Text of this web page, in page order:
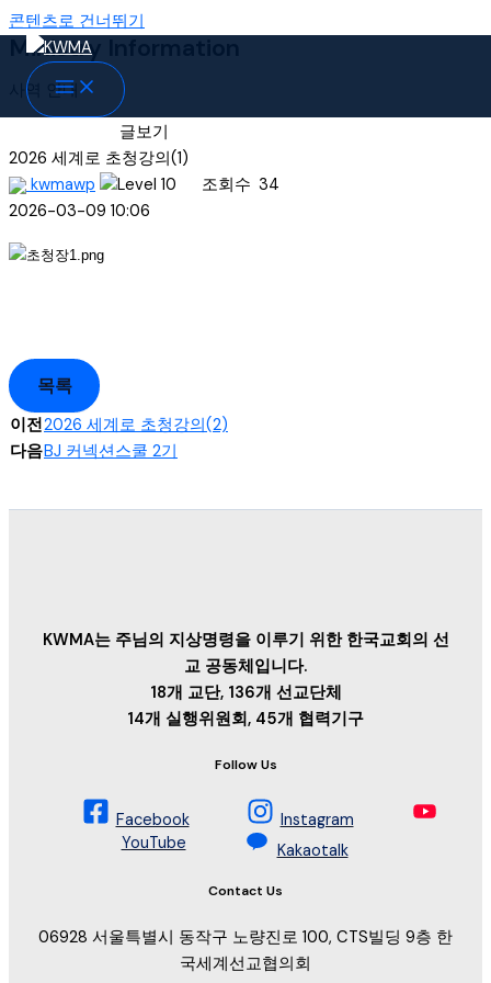
콘텐츠로 건너뛰기
Ministry Information
사역 안내
글보기
2026 세계로 초청강의(1)
kwmawp
조회수 34
2026-03-09 10:06
목록
이전2026 세계로 초청강의(2)
다음BJ 커넥션스쿨 2기
KWMA는 주님의 지상명령을 이루기 위한 한국교회의 선
교 공동체입니다.
18개 교단, 136개 선교단체
14개 실행위원회, 45개 협력기구
Follow Us
Facebook
Instagram
YouTube
Kakaotalk
Contact Us
06928 서울특별시 동작구 노량진로 100, CTS빌딩 9층 한
국세계선교협의회